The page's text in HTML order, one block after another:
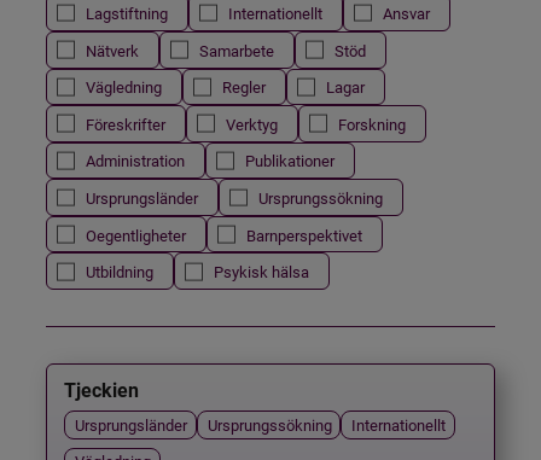
Lagstiftning
Internationellt
Ansvar
Nätverk
Samarbete
Stöd
Vägledning
Regler
Lagar
Föreskrifter
Verktyg
Forskning
Administration
Publikationer
Ursprungsländer
Ursprungssökning
Oegentligheter
Barnperspektivet
Utbildning
Psykisk hälsa
Tjeckien
Ursprungsländer Ursprungssökning
Internationellt